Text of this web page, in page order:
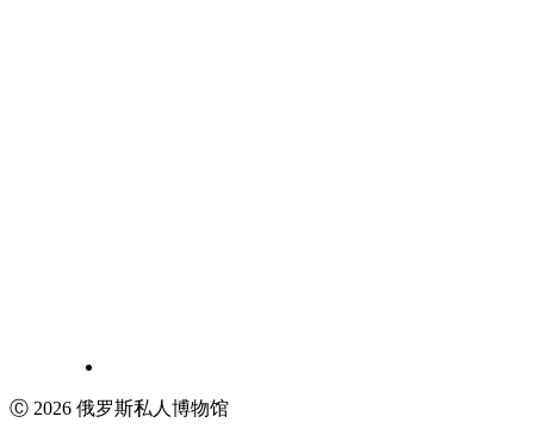
Ⓒ 2026 俄罗斯私人博物馆